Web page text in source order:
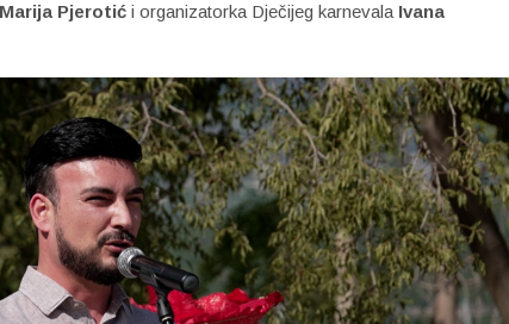
Marija Pjerotić i organizatorka Dječijeg karnevala Ivana